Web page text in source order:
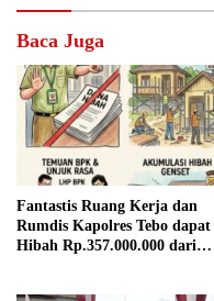
Baca Juga
Fantastis Ruang Kerja dan
Rumdis Kapolres Tebo dapat
Hibah Rp.357.000.000 dari